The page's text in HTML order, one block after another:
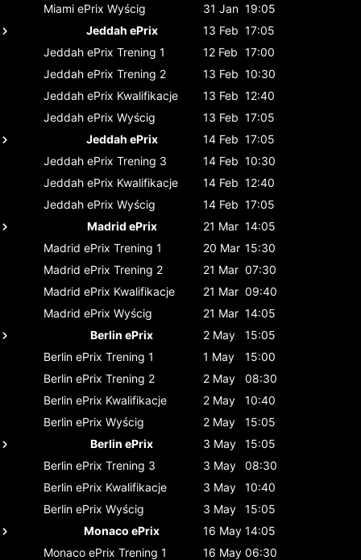
Miami ePrix Wyścig 31 Jan 19:05
Jeddah ePrix
13 Feb 17:05
Jeddah ePrix Trening 1 12 Feb 17:00
Jeddah ePrix Trening 2 13 Feb 10:30
Jeddah ePrix Kwalifikacje 13 Feb 12:40
Jeddah ePrix Wyścig 13 Feb 17:05
Jeddah ePrix
14 Feb 17:05
Jeddah ePrix Trening 3 14 Feb 10:30
Jeddah ePrix Kwalifikacje 14 Feb 12:40
Jeddah ePrix Wyścig 14 Feb 17:05
Madrid ePrix
21 Mar 14:05
Madrid ePrix Trening 1 20 Mar 15:30
Madrid ePrix Trening 2 21 Mar 07:30
Madrid ePrix Kwalifikacje 21 Mar 09:40
Madrid ePrix Wyścig 21 Mar 14:05
Berlin ePrix
2 May
15:05
Berlin ePrix Trening 1 1 May
15:00
Berlin ePrix Trening 2 2 May
08:30
Berlin ePrix Kwalifikacje 2 May
10:40
Berlin ePrix Wyścig 2 May
15:05
Berlin ePrix
3 May
15:05
Berlin ePrix Trening 3 3 May
08:30
Berlin ePrix Kwalifikacje 3 May
10:40
Berlin ePrix Wyścig 3 May
15:05
Monaco ePrix
16 May 14:05
Monaco ePrix Trening 1 16 May 06:30